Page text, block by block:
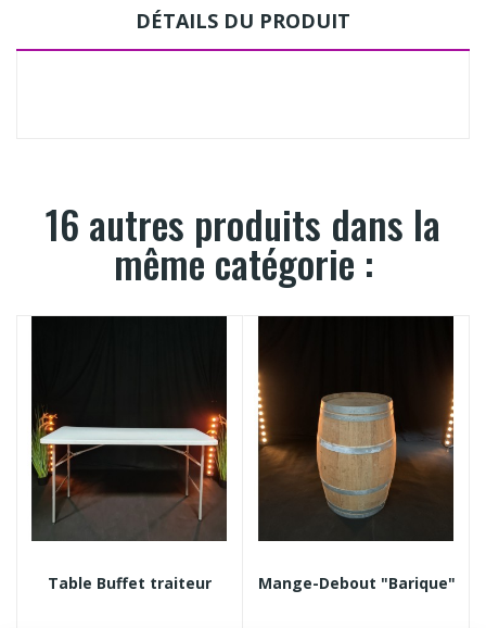
DÉTAILS DU PRODUIT
16 autres produits dans la
même catégorie :
Table Buffet traiteur Mange-Debout "Barique"